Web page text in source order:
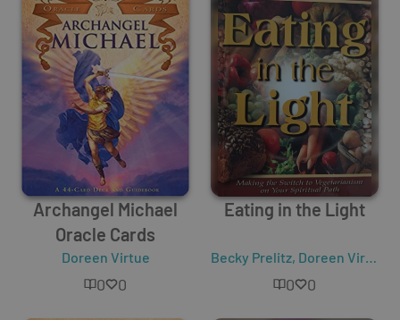
Archangel Michael
Oracle Cards
Doreen Virtue
0 0
Eating in the Light
Becky Prelitz, Doreen Virtue
0 0